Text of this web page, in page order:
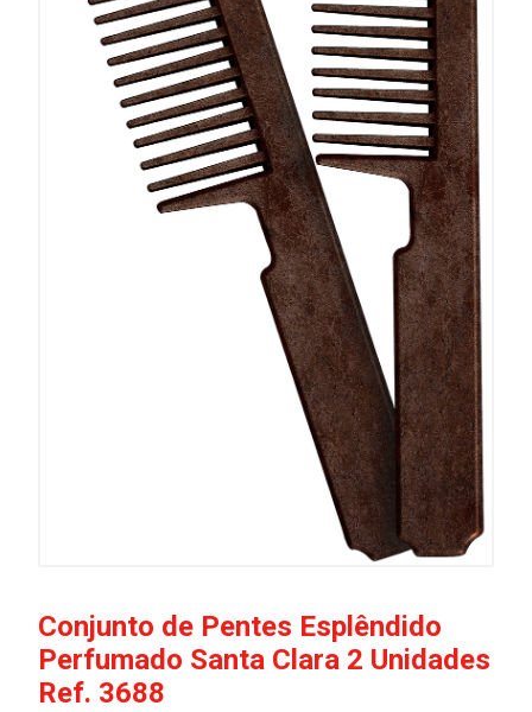
Conjunto de Pentes Esplêndido
Perfumado Santa Clara 2 Unidades
Ref. 3688